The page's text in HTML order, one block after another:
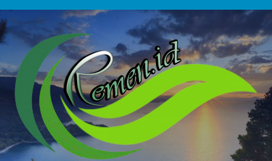
Skip
to
content